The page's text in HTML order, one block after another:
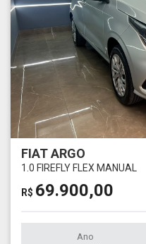
FIAT ARGO
1.0 FIREFLY FLEX MANUAL
R$ 69.900,00
Ano